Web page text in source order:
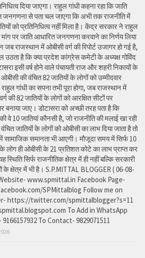
दिया जाएगा। राहुल गांधी कहना रहा कि जाति
जनगणना से पता चल जाएगा कि अभी तक राजनीति में
को प्रतिनिधित्व नहीं मिला है। केंद्र सरकार ने राहुल
मांग पर जाति आधारित जनगणना करवाने का निर्णय लिया
राजस्थान में ओबीसी वर्ग की रिपोर्ट उजागर हो गई है,
उठता है कि क्या प्रदेश कांग्रेस कमेटी के अध्यक्ष गोविंद
इसी वर्ष होने वाले पंचायती राज और शहरी निकायों के
की वंचित 82 जातियों के लोगों को उम्मीदवार
गांधी का सपना तभी पूरा होगा, जब राजस्थान में
की 82 जातियों के लोगों को आरक्षित सीटों पर
बनाया जाए। डोटासरा को अच्छी तरह पता है कि
वे 10 जातियां कौनसी है, जो राजनीति की मलाई खा रही
जातियों के लोगों को ओबीसी का लाभ दिया जाता है तो
सामाजिक समानता भी आएगी। मौजूदा समय में सिर्फ 10
के लोग ही ओबीसी के 21 प्रतिशत कोटे का लाभ प्राप्त कर
स्थिति सिर्फ राजनीतिक क्षेत्र में ही नहीं बल्कि सरकारी
के क्षेत्र में भी है। S.P.MITTAL BLOGGER ( 06-08-
www.spmittal.in Facebook Page-
SPMittalblog Follow me on
https://twitter.com/spmittalblogger?s=11
To Add in WhatsApp
9166157932 To Contact- 9829071511